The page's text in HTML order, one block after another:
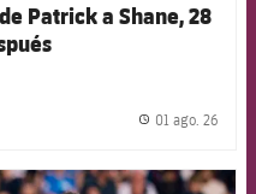
Patrick a Shane, 28
01 ago. 26
Barcelona badge